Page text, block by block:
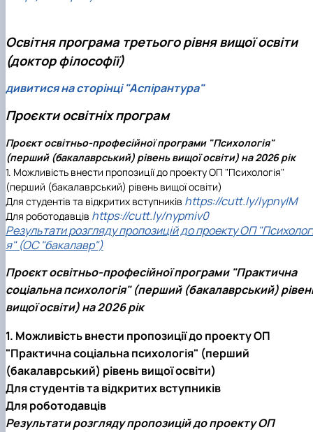
Освітня програма третього рівня вищої освіти
(доктор філософії)
дивитися на сторінці "Аспірантура"
Проєкти освітніх програм
Проєкт освітньо-професійної програми "Психологія"
(перший (бакалаврський) рівень вищої освіти) на 2026 рік
1. Можливість внести пропозиції до проекту ОП "Психологія"
(перший (бакалаврський) рівень вищої освіти)
Для студентів та відкритих вступників https://cutt.ly/lypnylM
Для роботодавців https://cutt.ly/nypmiv0
Результати розгляду пропозицій до проекту ОП
я" (ОС "бакалавр")
Проєкт освітньо-професійної програми "Практична
соціальна психологія" (перший (бакалаврський)
вищої освіти) на 2026 рік
1. Можливість внести пропозиції до проекту ОП
"Практична соціальна психологія" (перший
(бакалаврський) рівень вищої освіти)
Для студентів та відкритих вступників
Для роботодавців
Результати розгляду пропозицій до проекту ОП